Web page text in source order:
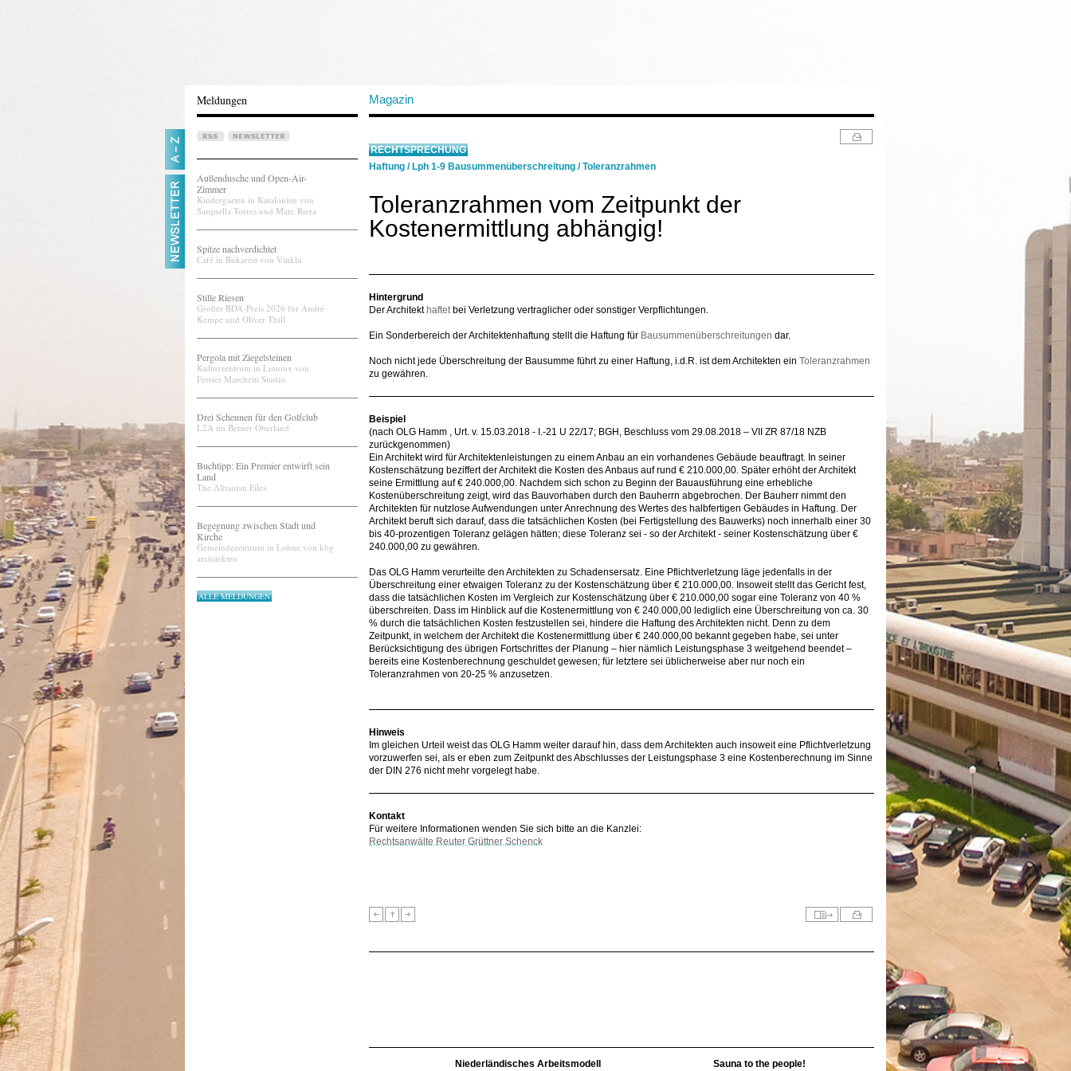
Meldungen Magazin
Außendusche und Open-Air-
Zimmer
Kindergarten in Katalonien von
Sarquella Torres und Marc Riera
Spitze nachverdichtet
Café in Bukarest von Vinklu
Stille Riesen
Großer BDA-Preis 2026 für André
Kempe und Oliver Thill
Pergola mit Ziegelsteinen
Kulturzentrum in Limoux von
Ferrier Marchetti Studio
Drei Scheunen für den Golfclub
L2A im Berner Oberland
Buchtipp: Ein Premier entwirft sein
Land
The Albanian Files
Begegnung zwischen Stadt und
Kirche
Gemeindezentrum in Lohne von kbg
architekten
ALLE MELDUNGEN
RECHTSPRECHUNG
Haftung / Lph 1-9 Bausummenüberschreitung /Toleranzrahmen
Toleranzrahmen vom Zeitpunkt der
Kostenermittlung abhängig!
Hintergrund
Der Architekt haftetbei Verletzung vertraglicher oder sonstiger Verpflichtungen.
Ein Sonderbereich der Architektenhaftung stellt die Haftung für Bausummenüberschreitungen dar.
Noch nicht jede Überschreitung der Bausumme führt zu einer Haftung, i.d.R. ist dem Architekten ein Toleranzrahmen
zu gewähren.
Beispiel
(nach OLG Hamm , Urt. v. 15.03.2018 - I.-21 U 22/17; BGH, Beschluss vom 29.08.2018 – VII ZR 87/18 NZB
zurückgenommen)
Ein Architekt wird für Architektenleistungen zu einem Anbau an ein vorhandenes Gebäude beauftragt. In seiner
Kostenschätzung beziffert der Architekt die Kosten des Anbaus auf rund € 210.000,00. Später erhöht der Architekt
seine Ermittlung auf € 240.000,00. Nachdem sich schon zu Beginn der Bauausführung eine erhebliche
Kostenüberschreitung zeigt, wird das Bauvorhaben durch den Bauherrn abgebrochen. Der Bauherr nimmt den
Architekten für nutzlose Aufwendungen unter Anrechnung des Wertes des halbfertigen Gebäudes in Haftung. Der
Architekt beruft sich darauf, dass die tatsächlichen Kosten (bei Fertigstellung des Bauwerks) noch innerhalb einer 30
bis 40-prozentigen Toleranz gelägen hätten; diese Toleranz sei - so der Architekt - seiner Kostenschätzung über €
240.000,00 zu gewähren.
Das OLG Hamm verurteilte den Architekten zu Schadensersatz. Eine Pflichtverletzung läge jedenfalls in der
Überschreitung einer etwaigen Toleranz zu der Kostenschätzung über € 210.000,00. Insoweit stellt das Gericht fest,
dass die tatsächlichen Kosten im Vergleich zur Kostenschätzung über € 210.000,00 sogar eine Toleranz von 40 %
überschreiten. Dass im Hinblick auf die Kostenermittlung von € 240.000,00 lediglich eine Überschreitung von ca. 30
% durch die tatsächlichen Kosten festzustellen sei, hindere die Haftung des Architekten nicht. Denn zu dem
Zeitpunkt, in welchem der Architekt die Kostenermittlung über € 240.000,00 bekannt gegeben habe, sei unter
Berücksichtigung des übrigen Fortschrittes der Planung – hier nämlich Leistungsphase 3 weitgehend beendet –
bereits eine Kostenberechnung geschuldet gewesen; für letztere sei üblicherweise aber nur noch ein
Toleranzrahmen von 20-25 % anzusetzen.
Hinweis
Im gleichen Urteil weist das OLG Hamm weiter darauf hin, dass dem Architekten auch insoweit eine Pflichtverletzung
vorzuwerfen sei, als er eben zum Zeitpunkt des Abschlusses der Leistungsphase 3 eine Kostenberechnung im Sinne
der DIN 276 nicht mehr vorgelegt habe.
Kontakt
Für weitere Informationen wenden Sie sich bitte an die Kanzlei:
Rechtsanwälte Reuter Grüttner Schenck
Niederländisches Arbeitsmodell Sauna to the people!